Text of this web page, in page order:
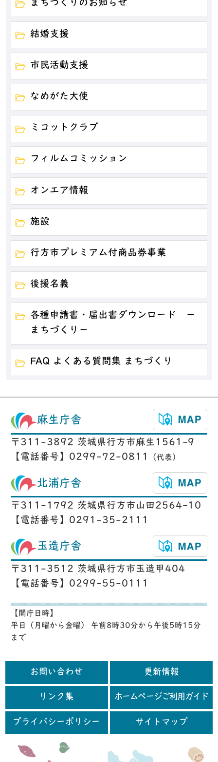
まちづくりのお知らせ
結婚支援
市民活動支援
なめがた大使
ミコットクラブ
フィルムコミッション
オンエア情報
施設
行方市プレミアム付商品券事業
後援名義
各種申請書・届出書ダウンロード －
まちづくり－
FAQ よくある質問集 まちづくり
麻生庁舎
〒311-3892 茨城県行方市麻生1561-9
【電話番号】0299-72-0811
（代表）
北浦庁舎
〒311-1792 茨城県行方市山田2564-10
【電話番号】0291-35-2111
玉造庁舎
〒311-3512 茨城県行方市玉造甲404
【電話番号】0299-55-0111
【開庁日時】
平日（月曜から金曜） 午前8時30分から午後5時15分
まで
お問い合わせ 更新情報
リンク集 ホームページご利用ガイド
プライバシーポリシー サイトマップ